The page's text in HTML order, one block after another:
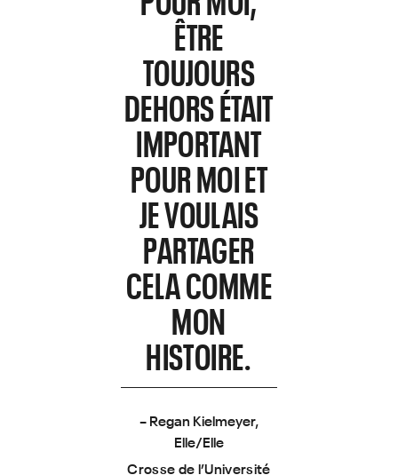
ÊTRE
TOUJOURS
DEHORS ÉTAIT
IMPORTANT
POUR MOI ET
JE VOULAIS
PARTAGER
CELA COMME
MON
HISTOIRE.
– Regan Kielmeyer,
Elle/Elle
Crosse de l’Université